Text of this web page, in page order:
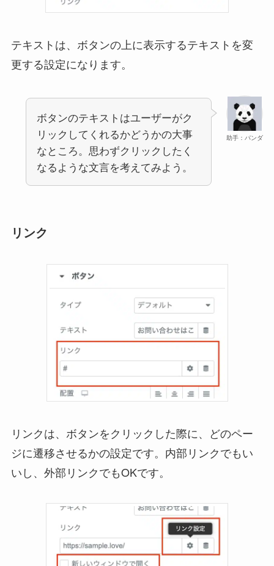
テキストは、ボタンの上に表示するテキストを変
更する設定になります。
助手：パンダ
ボタンのテキストはユーザーがク
リックしてくれるかどうかの大事
なところ。思わずクリックしたく
なるような文言を考えてみよう。
リンク
リンクは、ボタンをクリックした際に、どのペー
ジに遷移させるかの設定です。内部リンクでもい
いし、外部リンクでもOKです。